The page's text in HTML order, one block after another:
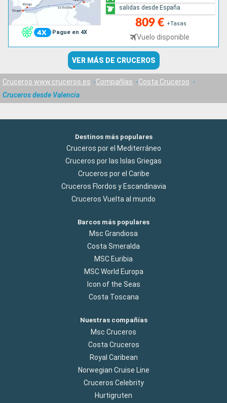
Pague en 4X
809 € +Tasas
Vuelo disponible
salidas desde España
VER MÁS DE CRUCEROS
Cruceros www.cruceros.es Compañías
Costa Cruceros
Cruceros desde Valencia
Destinos más populares
Cruceros por el Mediterráneo
Cruceros por las Islas Griegas
Cruceros por el Caribe
Cruceros Flordos y Escandinavia
Cruceros Vuelta al mundo
Barcos más populares
Msc Grandiosa
Costa Smeralda
MSC Euribia
MSC World Europa
Icon of the Seas
Costa Toscana
Nuestras compañías
Msc Cruceros
Costa Cruceros
Royal Caribean
Norwegian Cruise Line
Cruceros Celebrity
Hurtigruten